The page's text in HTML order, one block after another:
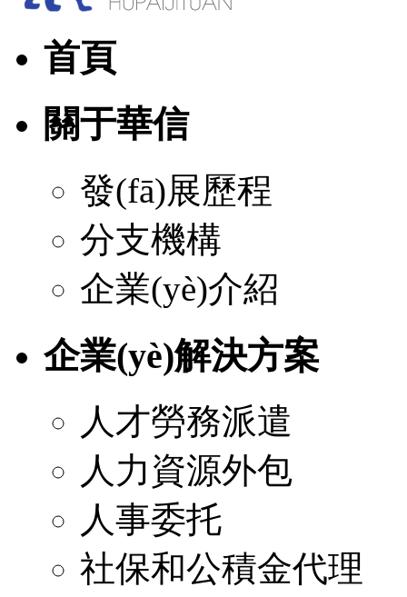
首頁
關于華信
發(fā)展歷程
分支機構
企業(yè)介紹
企業(yè)解決方案
人才勞務派遣
人力資源外包
人事委托
社保和公積金代理